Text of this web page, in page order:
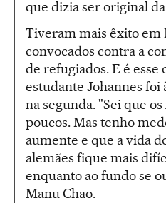
que dizia ser original
Tiveram mais êxito em
convocados contra a
de refugiados. E é
estudante Johannes foi
na segunda. "Sei que
poucos. Mas tenho
aumente e que a vida
alemães fique mais
enquanto ao fundo se
Manu Chao.